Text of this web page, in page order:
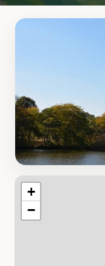
+
−